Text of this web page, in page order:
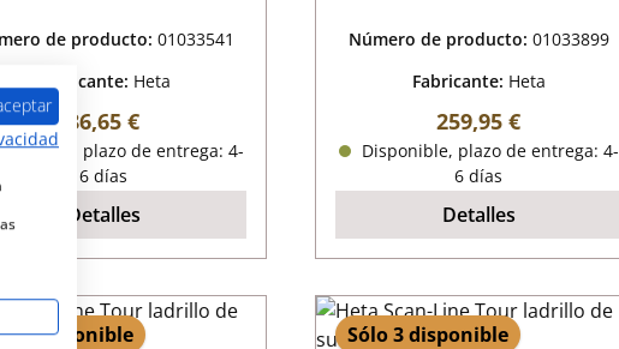
de producto: 01033541
Fabricante: Heta
Precio normal:
86,65 €
plazo de entrega: 4-
6 días
Detalles
Número de producto: 01033899
Fabricante: Heta
Precio normal:
259,95 €
Disponible, plazo de entrega: 4-
6 días
Detalles
3 disponible Sólo 3 disponible